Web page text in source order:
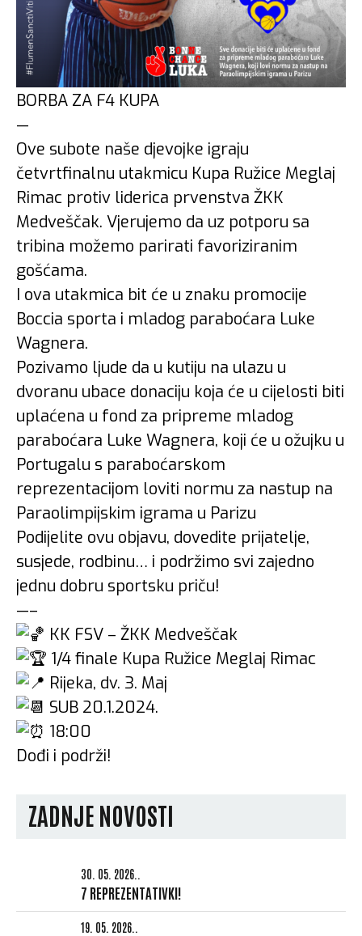
BORBA ZA F4 KUPA
—
Ove subote naše djevojke igraju
četvrtfinalnu utakmicu Kupa Ružice Meglaj
Rimac protiv liderica prvenstva ŽKK
Medveščak. Vjerujemo da uz potporu sa
tribina možemo parirati favoriziranim
gošćama.
I ova utakmica bit će u znaku promocije
Boccia sporta i mladog paraboćara Luke
Wagnera.
Pozivamo ljude da u kutiju na ulazu u
dvoranu ubace donaciju koja će u cijelosti biti
uplaćena u fond za pripreme mladog
paraboćara Luke Wagnera, koji će u ožujku u
Portugalu s paraboćarskom
reprezentacijom loviti normu za nastup na
Paraolimpijskim igrama u Parizu
Podijelite ovu objavu, dovedite prijatelje,
susjede, rodbinu… i podržimo svi zajedno
jednu dobru sportsku priču!
—–
KK FSV – ŽKK Medveščak
1/4 finale Kupa Ružice Meglaj Rimac
Rijeka, dv. 3. Maj
SUB 20.1.2024.
18:00
Dođi i podrži!
ZADNJE NOVOSTI
30. 05. 2026..
7 REPREZENTATIVKI!
19. 05. 2026..